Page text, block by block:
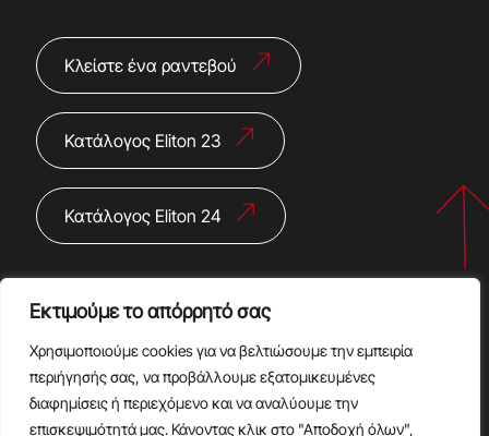
Εκτιμούμε το απόρρητό σας
Χρησιμοποιούμε cookies για να βελτιώσουμε την εμπειρία
περιήγησής σας, να προβάλλουμε εξατομικευμένες
διαφημίσεις ή περιεχόμενο και να αναλύουμε την
επισκεψιμότητά μας. Κάνοντας κλικ στο "Αποδοχή όλων",
Κλείστε ένα ραντεβού
Κατάλογος Eliton 23
Κατάλογος Eliton 24
Copyright @2024 |Πολιτική Απορρήτου|Όροι Χρήσης